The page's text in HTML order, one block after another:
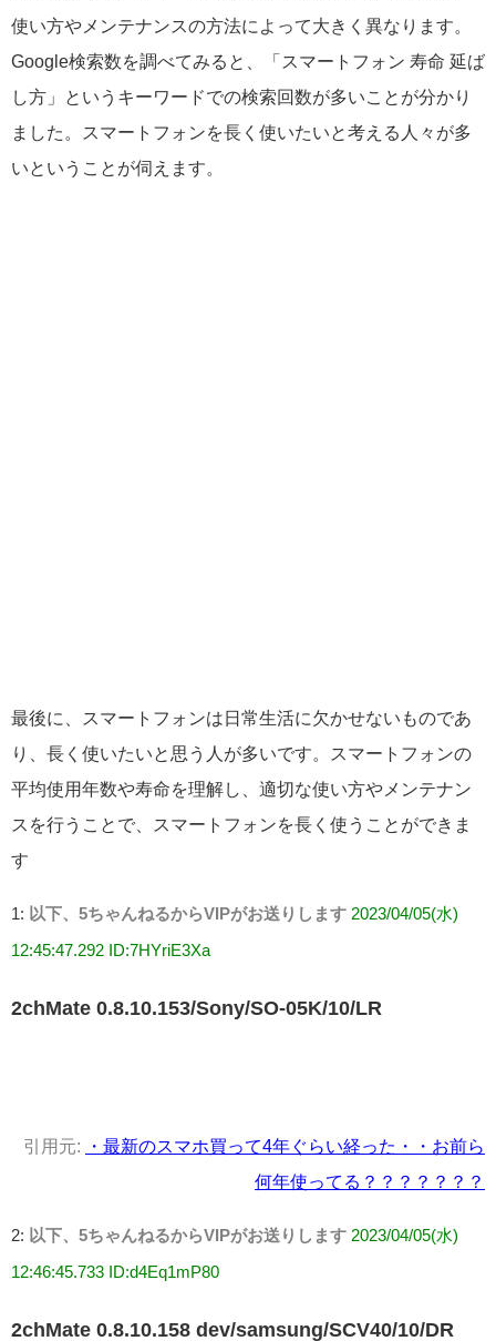
使い方やメンテナンスの方法によって大きく異なります。
Google検索数を調べてみると、「スマートフォン 寿命 延ば
し方」というキーワードでの検索回数が多いことが分かり
ました。スマートフォンを長く使いたいと考える人々が多
いということが伺えます。
最後に、スマートフォンは日常生活に欠かせないものであ
り、長く使いたいと思う人が多いです。スマートフォンの
平均使用年数や寿命を理解し、適切な使い方やメンテナン
スを行うことで、スマートフォンを長く使うことができま
す
1: 以下、5ちゃんねるからVIPがお送りします 2023/04/05(水)
12:45:47.292 ID:7HYriE3Xa
2chMate 0.8.10.153/Sony/SO-05K/10/LR
引用元:
・最新のスマホ買って4年ぐらい経った・・お前ら
何年使ってる？？？？？？？
2: 以下、5ちゃんねるからVIPがお送りします 2023/04/05(水)
12:46:45.733 ID:d4Eq1mP80
2chMate 0.8.10.158 dev/samsung/SCV40/10/DR